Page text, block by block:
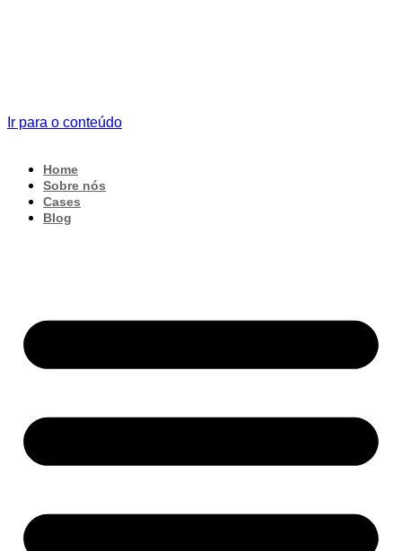
Ir para o conteúdo
Home
Sobre nós
Cases
Blog